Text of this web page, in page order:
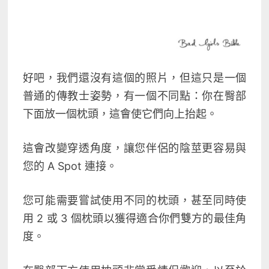
好吧，我們還沒有這個的照片，但這只是一個
普通的傳教士姿勢 ，有一個不同點：你在臀部
下面放一個枕頭，這會使它們向上抬起。
這會改變穿透角度，讓您伴侶的陰莖更容易與
您的 A Spot 連接。
您可能需要嘗試使用不同的枕頭，甚至同時使
用 2 或 3 個枕頭以獲得適合你們雙方的最佳角
度。